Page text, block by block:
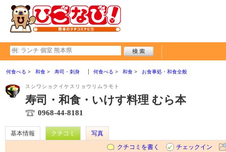
何食べる 和食 寿司・刺身 何食べる 和食 お食事処・和食全般
スシワショクイケスリョウリムラモト
寿司・和食・いけす料理 むら本
0968-44-8181
基本情報 クチコミ
写真
クチコミを書く
チェックイン